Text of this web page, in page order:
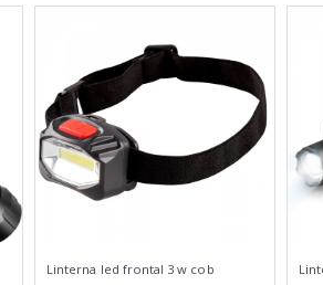
Linterna led frontal 3 w cob